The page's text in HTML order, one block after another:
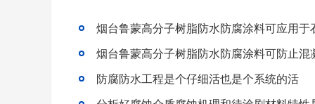
烟台鲁蒙高分子树脂防水防腐涂料可应用于
烟台鲁蒙高分子树脂防水防腐涂料可防止混
防腐防水工程是个仔细活也是个系统的活